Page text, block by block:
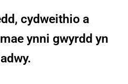
cydweithio a
ynni gwyrdd yn